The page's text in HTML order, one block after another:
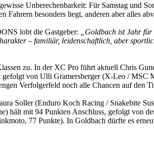
Unberechenbarkeit: Für Samstag und
Fahrern besonders liegt, anderen aber alles
lobt die Gastgeber:
„Goldbach ist Jahr
– familiär, leidenschaftlich, aber
zu. In der XC Pro führt aktuell Chris
von Ulli Gramersberger (X-Leo / MSC
Verfolgerfeld noch alle Chancen auf den
Soller (Enduro Koch Racing / Snakebite
hält mit 94 Punkten Anschluss, gefolgt von
77 Punkte). In Goldbach dürfte es